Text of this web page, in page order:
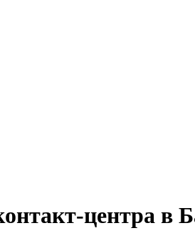
центра в